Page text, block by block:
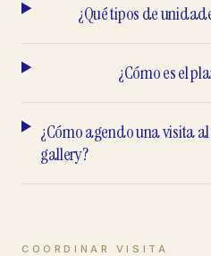
¿Qué tipos de
¿Cómo es el
¿Cómo agendo una visita
gallery?
COORDINAR VISITA